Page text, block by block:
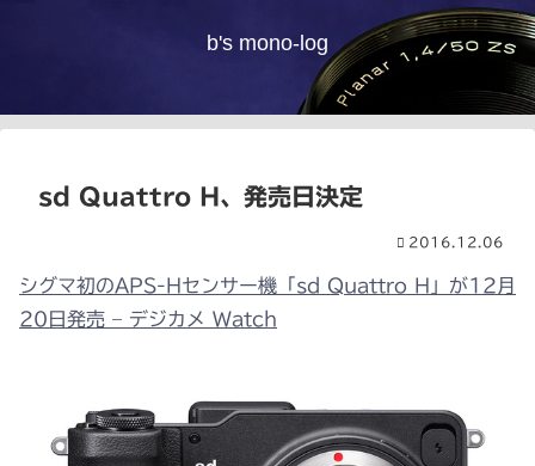
b's mono-log
sd Quattro H、発売日決定
2016.12.06
シグマ初のAPS-Hセンサー機「sd Quattro H」が12月
20日発売 – デジカメ Watch